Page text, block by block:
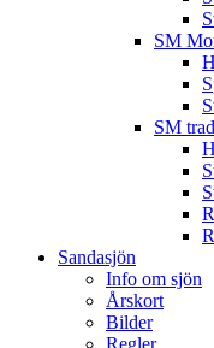
SM
SM
Sandasjön
Info om sjön
Årskort
Bilder
Regler